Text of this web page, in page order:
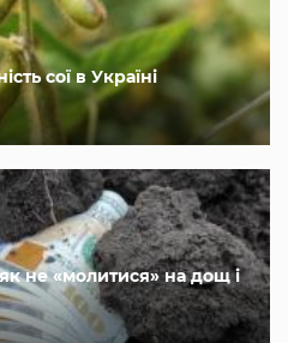
сої в Україні
не «молитися» на дощ і